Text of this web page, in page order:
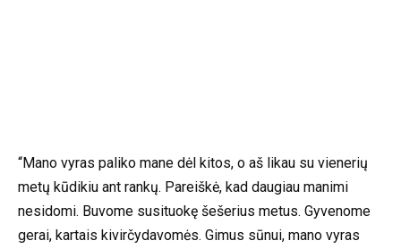
“Mano vyras paliko mane dėl kitos, o aš likau su vienerių
metų kūdikiu ant rankų. Pareiškė, kad daugiau manimi
nesidomi. Buvome susituokę šešerius metus. Gyvenome
gerai, kartais kivirčydavomės. Gimus sūnui, mano vyras